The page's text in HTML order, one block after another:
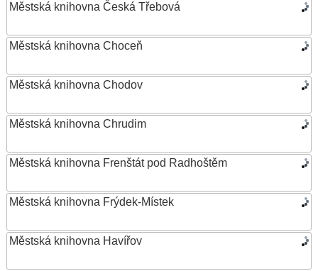
Městská knihovna Česká Třebová
Městská knihovna Choceň
Městská knihovna Chodov
Městská knihovna Chrudim
Městská knihovna Frenštát pod Radhoštěm
Městská knihovna Frýdek-Místek
Městská knihovna Havířov